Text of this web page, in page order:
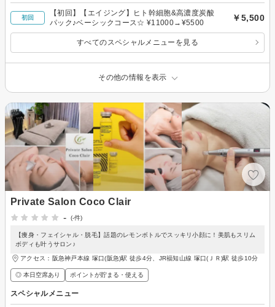
初回
【初回】【エイジング】ヒト幹細胞&高濃度炭酸
パック♪ベーシックコース☆ ¥11000→¥5500
￥5,500
すべてのスペシャルメニューを見る
その他の情報を表示
Private Salon Coco Clair
-
(-件)
【痩身・フェイシャル・脱毛】話題のレモンボトルでスッキリ小顔に！美肌もスリム
ボディも叶うサロン♪
アクセス：阪急神戸本線 塚口(阪急)駅 徒歩4分、JR福知山線 塚口(ＪＲ)駅 徒歩10分
◎ 本日空席あり ポイントが貯まる・使える
スペシャルメニュー